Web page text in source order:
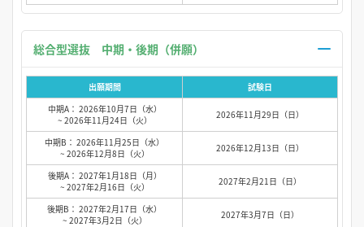
出願期間
試験日
中期A： 2026年10月7日（水）
~ 2026年11月24日（火）
2026年11月29日（日）
中期B： 2026年11月25日（水）
~ 2026年12月8日（火）
2026年12月13日（日）
後期A： 2027年1月18日（月）
~ 2027年2月16日（火）
2027年2月21日（日）
後期B： 2027年2月17日（水）
~ 2027年3月2日（火）
2027年3月7日（日）